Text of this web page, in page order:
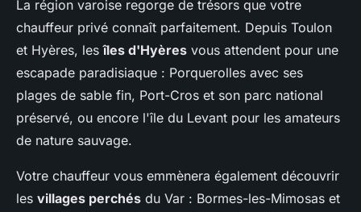
La région varoise regorge de trésors que votre
chauffeur privé connaît parfaitement. Depuis Toulon
et Hyères, lesîles d'Hyères vous attendent pour une
escapade paradisiaque : Porquerolles avec ses
plages de sable fin, Port-Cros et son parc national
préservé, ou encore l'île du Levant pour les amateurs
de nature sauvage.
Votre chauffeur vous emmènera également découvrir
les villages perchés du Var : Bormes-les-Mimosas et